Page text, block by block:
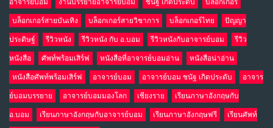
อาจารย์บอม งานบรรยายอาจารย์บอม ชนัฐ เกิดประดับ บล็อกเกอร์
บล็อกเกอร์สายบันเทิง บล็อกเกอร์สายวิชาการ บล็อกเกอร์ไทย ปัญญา
ประดิษฐ์ รีวิวหนัง รีวิวหนัง กับ อ.บอม รีวิวหนังกับอาจารย์บอม รีวิว
หนังสือ ศัพท์พร้อมเสิร์ฟ หนังสือที่อาจารย์บอมอ่าน หนังสือน่าอ่าน
หนังสือศัพท์พร้อมเสิร์ฟ อาจารย์บอม อาจารย์บอม ชนัฐ เกิดประดับ อาจาร
ย์บอมบรรยาย อาจารย์บอมมองโลก เชียงราย เรียนภาษาอังกฤษกับ
อ.บอม เรียนภาษาอังกฤษกับอาจารย์บอม เรียนภาษาอังกฤษฟรี เรียนศัพท์